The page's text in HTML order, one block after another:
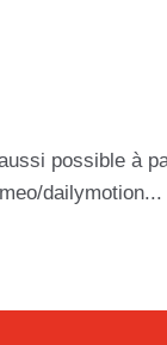
possible à
dailymotion...